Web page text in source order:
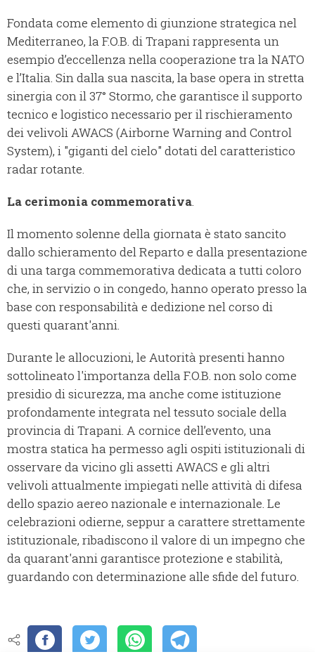
Fondata come elemento di giunzione strategica nel
Mediterraneo, la F.O.B. di Trapani rappresenta un
esempio d’eccellenza nella cooperazione tra la NATO
e l’Italia. Sin dalla sua nascita, la base opera in stretta
sinergia con il 37° Stormo, che garantisce il supporto
tecnico e logistico necessario per il rischieramento
dei velivoli AWACS (Airborne Warning and Control
System), i "giganti del cielo" dotati del caratteristico
radar rotante.
La cerimonia commemorativa.
Il momento solenne della giornata è stato sancito
dallo schieramento del Reparto e dalla presentazione
di una targa commemorativa dedicata a tutti coloro
che, in servizio o in congedo, hanno operato presso la
base con responsabilità e dedizione nel corso di
questi quarant'anni.
Durante le allocuzioni, le Autorità presenti hanno
sottolineato l'importanza della F.O.B. non solo come
presidio di sicurezza, ma anche come istituzione
profondamente integrata nel tessuto sociale della
provincia di Trapani. A cornice dell’evento, una
mostra statica ha permesso agli ospiti istituzionali di
osservare da vicino gli assetti AWACS e gli altri
velivoli attualmente impiegati nelle attività di difesa
dello spazio aereo nazionale e internazionale. Le
celebrazioni odierne, seppur a carattere strettamente
istituzionale, ribadiscono il valore di un impegno che
da quarant'anni garantisce protezione e stabilità,
guardando con determinazione alle sfide del futuro.